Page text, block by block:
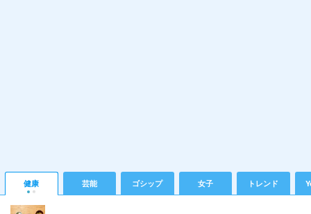
健康 芸能 ゴシップ 女子 トレンド